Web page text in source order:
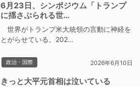
6月23日、シンポジウム「トランプ
に揺さぶられる世…
世界がトランプ米大統領の言動に神経を
とがらせている。202…
政治・国際 2026年6月10日
きっと大平元首相は泣いている